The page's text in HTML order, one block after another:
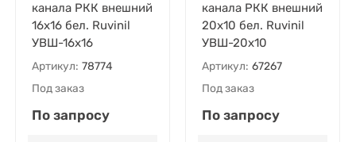
канала РКК внешний
16х16 бел. Ruvinil
УВШ-16х16
Артикул: 78774
Под заказ
По запросу
канала РКК внешний
20х10 бел. Ruvinil
УВШ-20х10
Артикул: 67267
Под заказ
По запросу